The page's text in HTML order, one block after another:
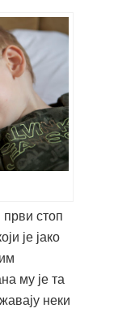
стоп
је јако
му је та
неки